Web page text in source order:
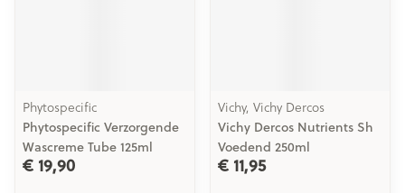
Phytospecific
Phytospecific Verzorgende
Wascreme Tube 125ml
€ 19,90
Vichy, Vichy Dercos
Vichy Dercos Nutrients Sh
Voedend 250ml
€ 11,95